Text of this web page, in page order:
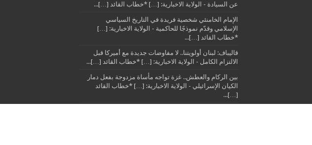
عن السيادة - الولاية الاخبارية: […] *خطاب القائد […]...
الإمام الخامنئي شخصية فريدة في التاريخ السياسي
الإسلامي وقدّم نموذجًا للحاكمية - الولاية الاخبارية: […]
*خطاب القائد […]...
قاليباف: لبنان أولويتنا.. لا مفاوضات جديدة مع أميركا قبل
الالتزام الكامل - الولاية الاخبارية: […] *خطاب القائد […]...
بين الركام والعطش.. غزة تواجه مأساة مزدوجة بفعل دمار
الكيان الإسرائيلي - الولاية الاخبارية: […] *خطاب القائد
[…]...